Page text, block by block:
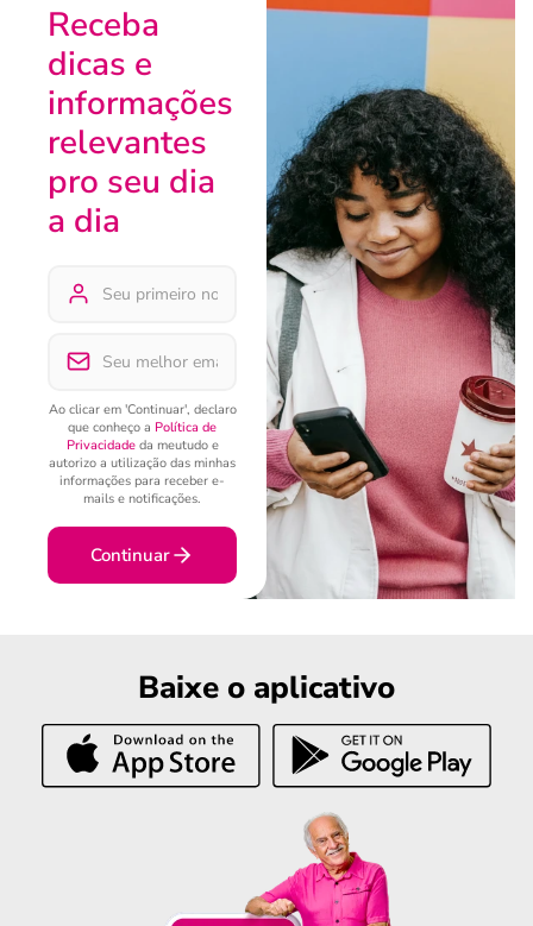
Receba
dicas e
informações
relevantes
pro seu dia
a dia
Ao clicar em 'Continuar', declaro
que conheço a Política de
Privacidadeda meutudo e
autorizo a utilização das minhas
informações para receber e-
mails e notificações.
Continuar
Baixe o aplicativo